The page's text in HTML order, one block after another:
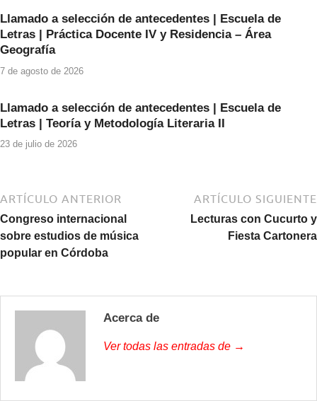
Llamado a selección de antecedentes | Escuela de
Letras | Práctica Docente IV y Residencia – Área
Geografía
7 de agosto de 2026
Llamado a selección de antecedentes | Escuela de
Letras | Teoría y Metodología Literaria II
23 de julio de 2026
ARTÍCULO ANTERIOR
Congreso internacional
sobre estudios de música
popular en Córdoba
ARTÍCULO SIGUIENTE
Lecturas con Cucurto y
Fiesta Cartonera
Acerca de
Ver todas las entradas de →